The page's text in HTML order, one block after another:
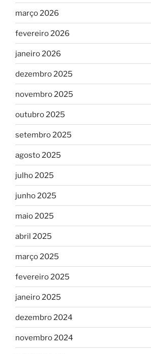
março 2026
fevereiro 2026
janeiro 2026
dezembro 2025
novembro 2025
outubro 2025
setembro 2025
agosto 2025
julho 2025
junho 2025
maio 2025
abril 2025
março 2025
fevereiro 2025
janeiro 2025
dezembro 2024
novembro 2024